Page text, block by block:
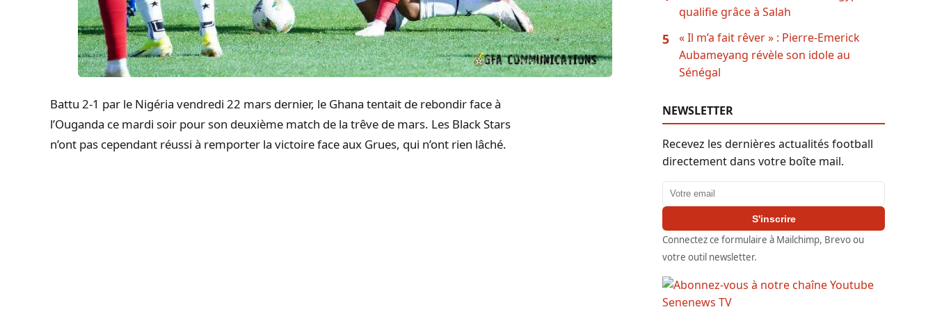
Battu 2-1 par le Nigéria vendredi 22 mars dernier, le Ghana tentait de rebondir face à
l’Ouganda ce mardi soir pour son deuxième match de la trêve de mars. Les Black Stars
n’ont pas cependant réussi à remporter la victoire face aux Grues, qui n’ont rien lâché.
qualifie grâce à Salah
5
« Il m’a fait rêver » : Pierre-Emerick
Aubameyang révèle son idole au
Sénégal
NEWSLETTER
Recevez les dernières actualités football
directement dans votre boîte mail.
Adresse email
S'inscrire
Connectez ce formulaire à Mailchimp, Brevo ou
votre outil newsletter.